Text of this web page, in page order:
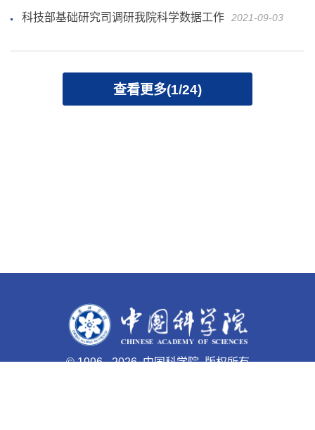
科技部基础研究司调研我院科学数据工作 2021-09-03
查看更多(1/24)
© 1996 -2026 中国科学院 版权所有